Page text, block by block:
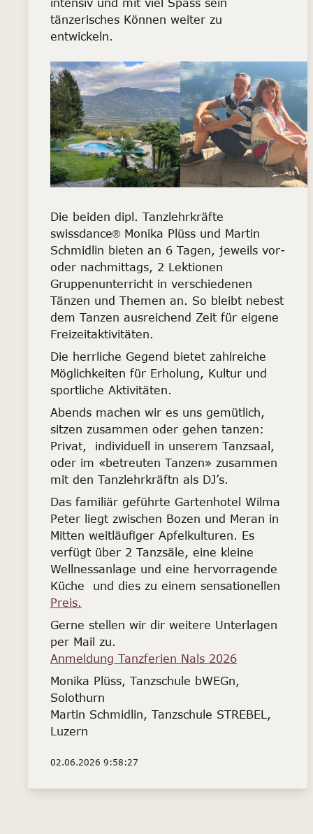
intensiv und mit viel Spass sein
tänzerisches Können weiter zu
entwickeln.
Die beiden dipl. Tanzlehrkräfte
swissdance® Monika Plüss und Martin
Schmidlin bieten an 6 Tagen, jeweils vor-
oder nachmittags, 2 Lektionen
Gruppenunterricht in verschiedenen
Tänzen und Themen an. So bleibt nebest
dem Tanzen ausreichend Zeit für eigene
Freizeitaktivitäten.
Die herrliche Gegend bietet zahlreiche
Möglichkeiten für Erholung, Kultur und
sportliche Aktivitäten.
Abends machen wir es uns gemütlich,
sitzen zusammen oder gehen tanzen:
Privat, individuell in unserem Tanzsaal,
oder im «betreuten Tanzen» zusammen
mit den Tanzlehrkräftn als DJ’s.
Das familiär geführte Gartenhotel Wilma
Peter liegt zwischen Bozen und Meran in
Mitten weitläufiger Apfelkulturen. Es
verfügt über 2 Tanzsäle, eine kleine
Wellnessanlage und eine hervorragende
Küche und dies zu einem sensationellen
Preis.
Gerne stellen wir dir weitere Unterlagen
per Mail zu.
Anmeldung Tanzferien Nals 2026
Monika Plüss, Tanzschule bWEGn,
Solothurn
Martin Schmidlin, Tanzschule STREBEL,
Luzern
02.06.2026 9:58:27